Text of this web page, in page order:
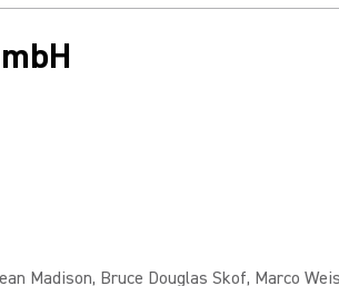
Madison, Bruce Douglas Skof, Marco